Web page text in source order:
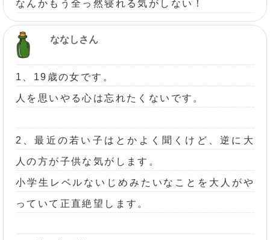
なんかもう全っ然寝れる気がしない！
ななしさん
1、19歳の女です。
人を思いやる心は忘れたくないです。
2、最近の若い子はとかよく聞くけど、逆に大
人の方が子供な気がします。
小学生レベルないじめみたいなことを大人がや
っていて正直絶望します。